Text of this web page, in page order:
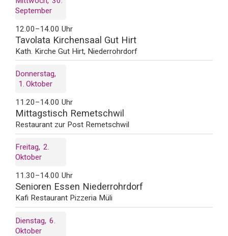
September
12.00–14.00 Uhr
Tavolata Kirchensaal Gut Hirt
Kath. Kirche Gut Hirt, Niederrohrdorf
Donnerstag
1 Oktober
11.20–14.00 Uhr
Mittagstisch Remetschwil
Restaurant zur Post Remetschwil
Freitag 2
Oktober
11.30–14.00 Uhr
Senioren Essen Niederrohrdorf
Kafi Restaurant Pizzeria Müli
Dienstag 6
Oktober